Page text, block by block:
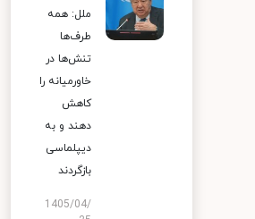
ملل: همه
طرف‌ها
تنش‌ها در
خاورمیانه را
کاهش
دهند و به
دیپلماسی
بازگردند
1405/04/